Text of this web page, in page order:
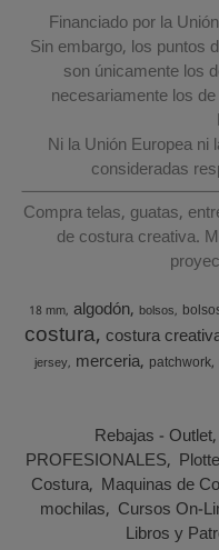
Financiado por la
Sin embargo, los puntos
son únicamente los
necesariamente los
Ni la Unión Europea
consideradas
Compra telas, guatas,
de costura creativa.
18 mm algodón bolsos
costura costura
jersey merceria patchwork
Rebajas - Outlet
PROFESIONALES
Costura Maquinas de
mochilas Cursos On-
Libros y